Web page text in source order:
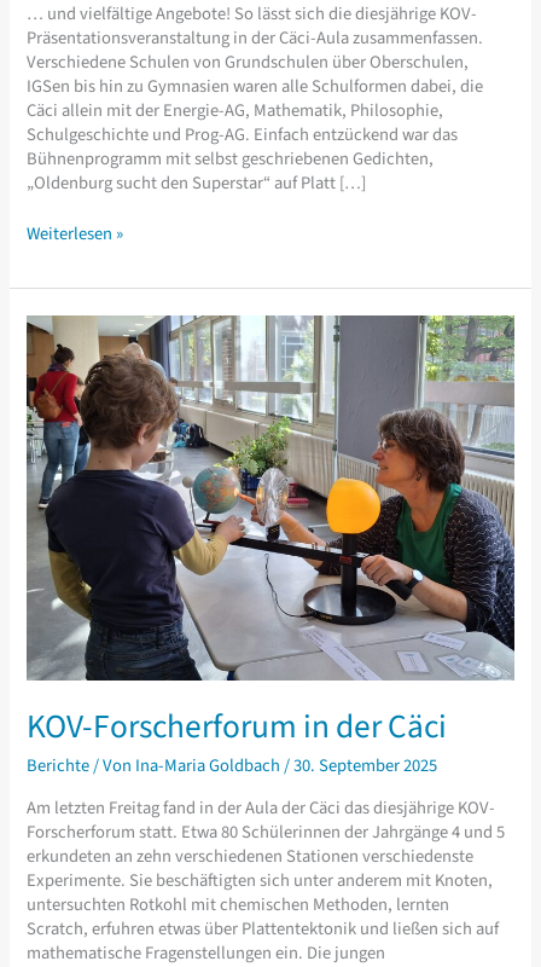
… und vielfältige Angebote! So lässt sich die diesjährige KOV-
Präsentationsveranstaltung in der Cäci-Aula zusammenfassen.
Verschiedene Schulen von Grundschulen über Oberschulen,
IGSen bis hin zu Gymnasien waren alle Schulformen dabei, die
Cäci allein mit der Energie-AG, Mathematik, Philosophie,
Schulgeschichte und Prog-AG. Einfach entzückend war das
Bühnenprogramm mit selbst geschriebenen Gedichten,
„Oldenburg sucht den Superstar“ auf Platt […]
Vielfältige
Weiterlesen »
KOV-Forscherforum in der Cäci
Berichte/ Von Ina-Maria Goldbach/30. September 2025
Am letzten Freitag fand in der Aula der Cäci das diesjährige KOV-
Forscherforum statt. Etwa 80 Schülerinnen der Jahrgänge 4 und 5
erkundeten an zehn verschiedenen Stationen verschiedenste
Experimente. Sie beschäftigten sich unter anderem mit Knoten,
untersuchten Rotkohl mit chemischen Methoden, lernten
Scratch, erfuhren etwas über Plattentektonik und ließen sich auf
mathematische Fragenstellungen ein. Die jungen